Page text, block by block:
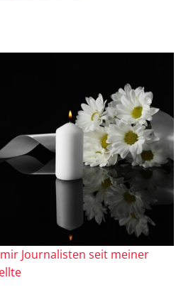
Journalisten seit meiner